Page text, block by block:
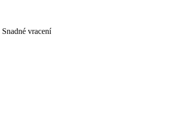
Snadné vracení